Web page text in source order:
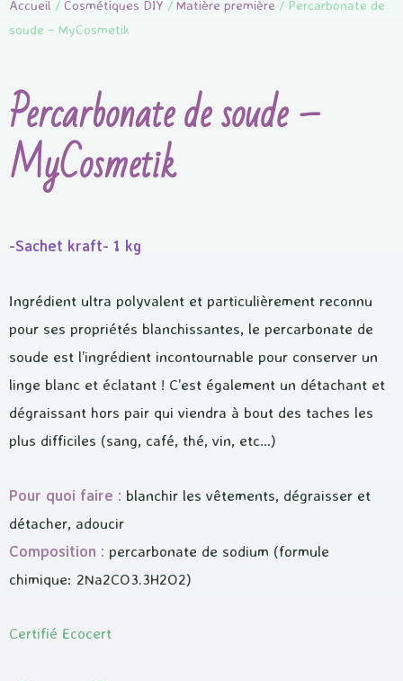
Accueil / Cosmétiques DIY / Matière première / Percarbonate de
soude – MyCosmetik
Percarbonate de soude –
MyCosmetik
-Sachet kraft- 1 kg
Ingrédient ultra polyvalent et particulièrement reconnu
pour ses propriétés blanchissantes, le percarbonate de
soude est l’ingrédient incontournable pour conserver un
linge blanc et éclatant ! C’est également un détachant et
dégraissant hors pair qui viendra à bout des taches les
plus difficiles (sang, café, thé, vin, etc…)
Pour quoi faire : blanchir les vêtements, dégraisser et
détacher, adoucir
Composition : percarbonate de sodium (formule
chimique: 2Na2CO3.3H2O2)
Certifié Ecocert